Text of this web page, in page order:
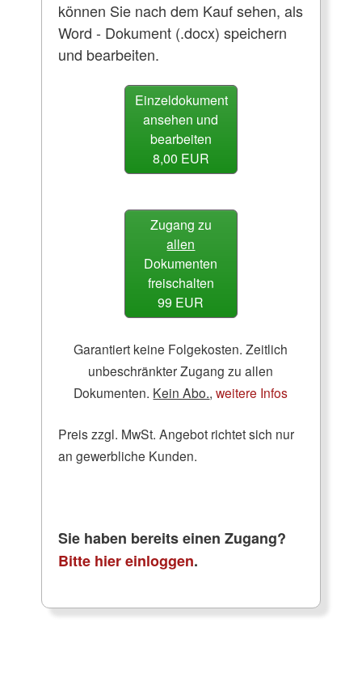
können Sie nach dem Kauf sehen, als
Word - Dokument (.docx) speichern
und bearbeiten.
Einzeldokument
ansehen und
bearbeiten
8,00 EUR
Zugang zu
allen
Dokumenten
freischalten
99 EUR
Garantiert keine Folgekosten. Zeitlich
unbeschränkter Zugang zu allen
Dokumenten. Kein Abo.,weitere Infos
Preis zzgl. MwSt. Angebot richtet sich nur
an gewerbliche Kunden.
Sie haben bereits einen Zugang?
Bitte hier einloggen.